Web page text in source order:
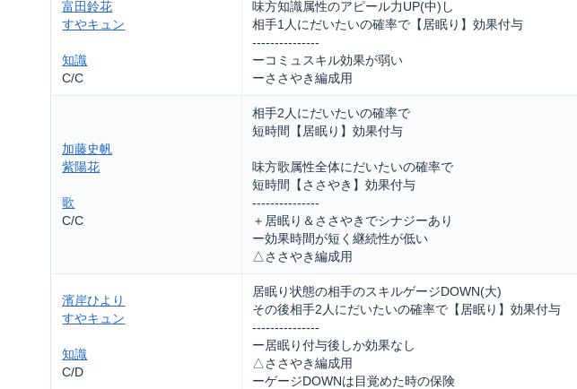
富田鈴花
すやキュン
知識
C/C
味方知識属性のアピール力UP(中)し
相手1人にだいたいの確率で【居眠り】効果付与
---------------
ーコミュスキル効果が弱い
ーささやき編成用
加藤史帆
紫陽花
歌
C/C
相手2人にだいたいの確率で
短時間【居眠り】効果付与
味方歌属性全体にだいたいの確率で
短時間【ささやき】効果付与
---------------
＋居眠り＆ささやきでシナジーあり
ー効果時間が短く継続性が低い
△ささやき編成用
濱岸ひより
すやキュン
知識
C/D
居眠り状態の相手のスキルゲージDOWN(大)
その後相手2人にだいたいの確率で【居眠り】効果付与
---------------
ー居眠り付与後しか効果なし
△ささやき編成用
ーゲージDOWNは目覚めた時の保険